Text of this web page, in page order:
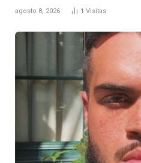
agosto 8, 2026 1 Visitas